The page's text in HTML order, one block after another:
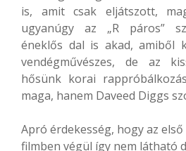
is, amit csak eljátszott,
ugyanúgy az „R páros”
éneklős dal is akad, amiből
vendégművészes, de az
hősünk korai
maga, hanem Daveed Diggs
Apró érdekesség, hogy az
filmben végül így nem látható